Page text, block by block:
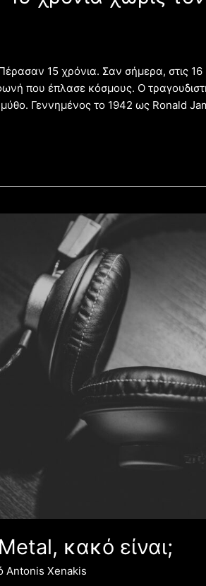
15 χρόνια. Σαν σήμερα, στις
που έπλασε κόσμους. Ο
Γεννημένος το 1942 ως Ronald
κακό είναι;
Antonis Xenakis